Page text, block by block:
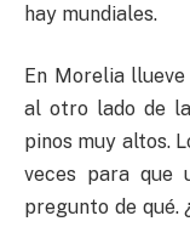
hay mundiales.
En Morelia
al otro lado de
pinos muy altos.
veces para que
pregunto de qué.